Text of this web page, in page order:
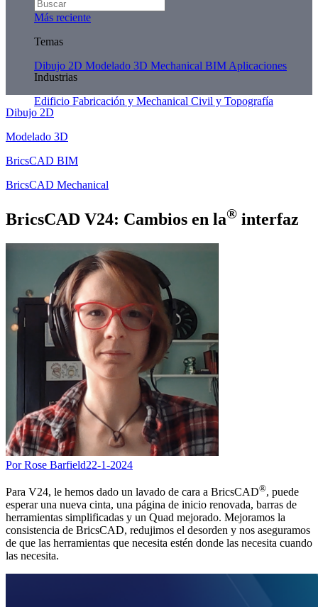
Más reciente
Temas
Dibujo 2D Modelado 3D Mechanical BIM Aplicaciones
Industrias
Edificio Fabricación y Mechanical Civil y Topografía
Dibujo 2D
Modelado 3D
BricsCAD BIM
BricsCAD Mechanical
BricsCAD V24: Cambios en la® interfaz
Por Rose Barfield22-1-2024
Para V24, le hemos dado un lavado de cara a BricsCAD®, puede
esperar una nueva cinta, una página de inicio renovada, barras de
herramientas simplificadas y un Quad mejorado. Mejoramos la
consistencia de BricsCAD, redujimos el desorden y nos aseguramos
de que las herramientas que necesita estén donde las necesita cuando
las necesita.